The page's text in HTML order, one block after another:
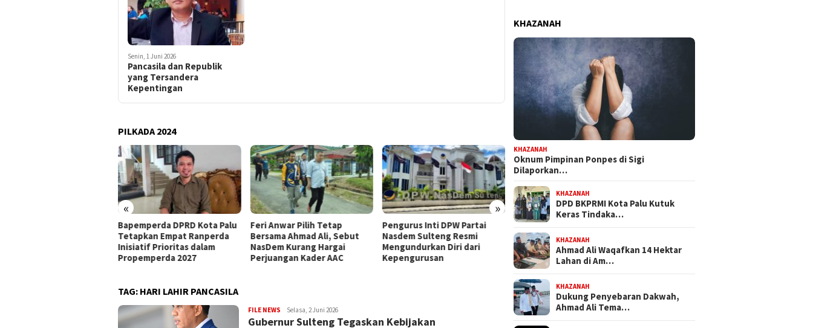
Senin, 1 Juni 2026
Pancasila dan Republik
yang Tersandera
Kepentingan
PILKADA 2024
« »
Bapemperda DPRD Kota Palu
Tetapkan Empat Ranperda
Inisiatif Prioritas dalam
Propemperda 2027
Feri Anwar Pilih Tetap
Bersama Ahmad Ali, Sebut
NasDem Kurang Hargai
Perjuangan Kader AAC
Pengurus Inti DPW Partai
Nasdem Sulteng Resmi
Mengundurkan Diri dari
Kepengurusan
Komisi III DPRD Sulteng
Turun ke PT CPM, Isu
Pencemaran hingga
Kontribusi PAD Jadi Sorotan
Pilwalkot Palu 2029
TAG: HARI LAHIR PANCASILA
FILE NEWS FILESULAWESI
Selasa, 2 Juni 2026
Gubernur Sulteng Tegaskan Kebijakan
KHAZANAH
KHAZANAH
Oknum Pimpinan Ponpes di Sigi
Dilaporkan…
KHAZANAH
DPD BKPRMI Kota Palu Kutuk
Keras Tindaka…
KHAZANAH
Ahmad Ali Waqafkan 14 Hektar
Lahan di Am…
KHAZANAH
Dukung Penyebaran Dakwah,
Ahmad Ali Tema…